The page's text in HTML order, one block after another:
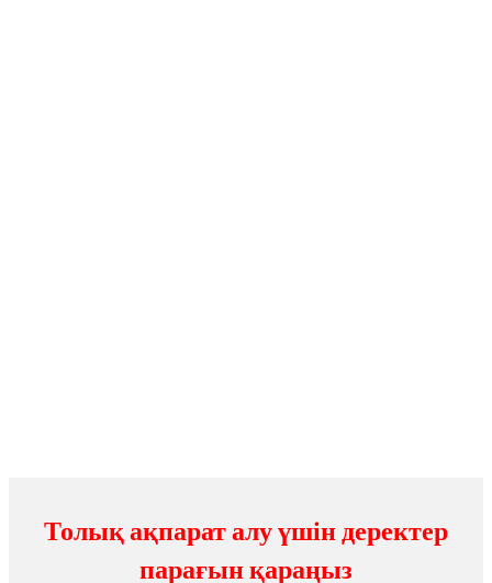
Толық ақпарат алу үшін деректер
парағын қараңыз